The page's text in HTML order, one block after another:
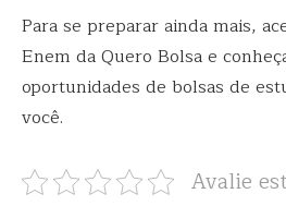
Para se preparar ainda mais,
Enem da Quero Bolsa e
oportunidades de bolsas de
você.
Avalie